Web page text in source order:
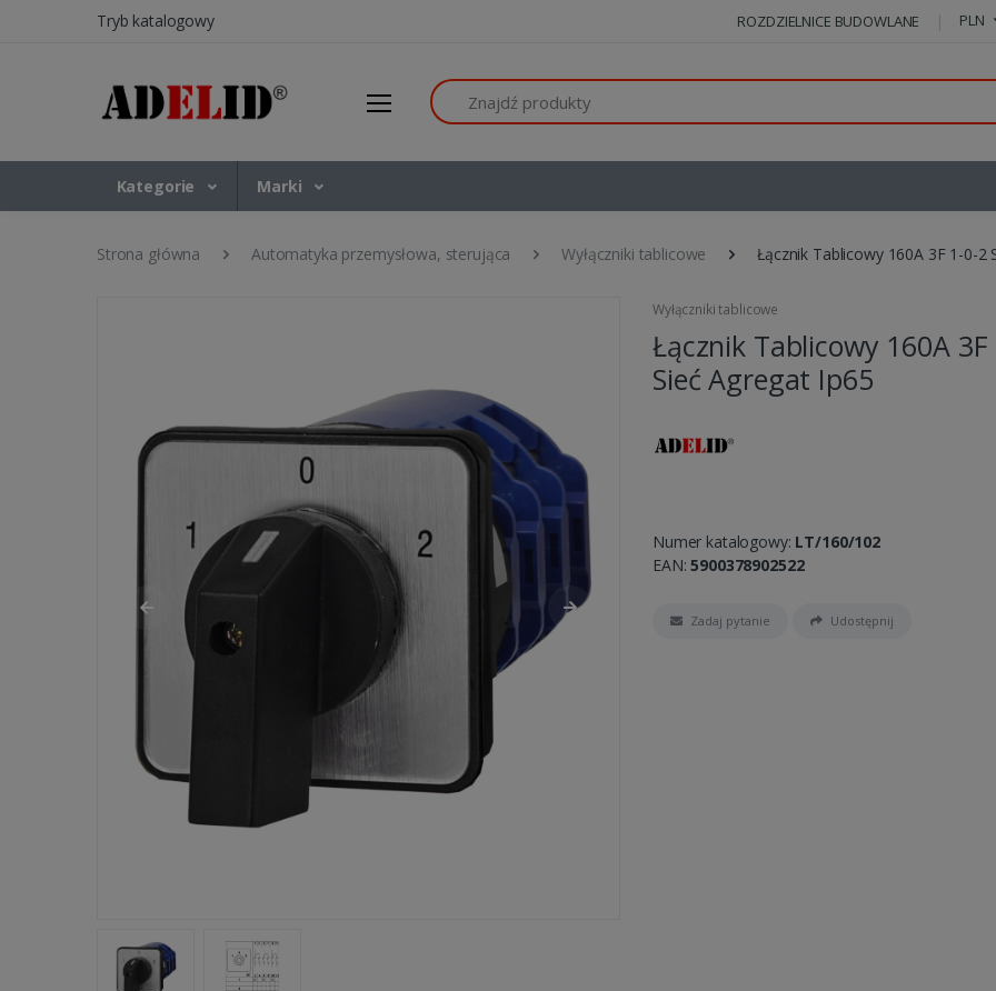
Tryb katalogowy ROZDZIELNICE BUDOWLANE PLN
Szukaj
Kategorie Marki
Strona główna Automatyka przemysłowa, sterująca Wyłączniki tablicowe Łącznik Tablicowy 160A 3F 1-0-2
Wyłączniki tablicowe
Łącznik Tablicowy 160A 3F
Sieć Agregat Ip65
Numer katalogowy: LT/160/102
EAN:5900378902522
Zadaj pytanie Udostępnij